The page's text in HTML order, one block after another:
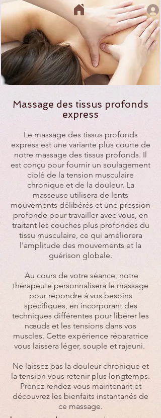
Massage des tissus profonds
express
Le massage des tissus profonds
express est une variante plus courte de
notre massage des tissus profonds. Il
est conçu pour fournir un soulagement
ciblé de la tension musculaire
chronique et de la douleur. La
masseuse utilisera de lents
mouvements délibérés et une pression
profonde pour travailler avec vous, en
traitant les couches plus profondes du
tissu musculaire, ce qui améliorera
l'amplitude des mouvements et la
guérison globale.
​ Au cours de votre séance, notre
thérapeute personnalisera le massage
pour répondre à vos besoins
spécifiques, en incorporant des
techniques différentes pour libérer les
nœuds et les tensions dans vos
muscles. Cette expérience réparatrice
vous laissera léger, souple et rajeuni. ​
Ne laissez pas la douleur chronique et
la tension vous retenir plus longtemps.
Prenez rendez-vous maintenant et
découvrez les bienfaits instantanés de
ce massage.